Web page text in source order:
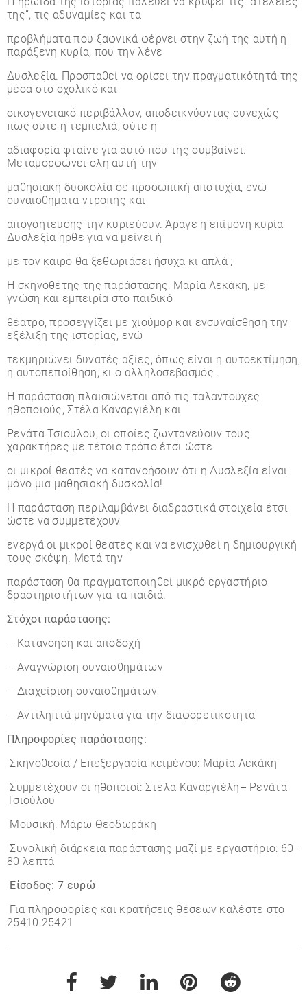
της”, τις αδυναμίες και τα
προβλήματα που ξαφνικά φέρνει στην ζωή της αυτή η
παράξενη κυρία, που την λένε
Δυσλεξία. Προσπαθεί να ορίσει την πραγματικότητά της
μέσα στο σχολικό και
οικογενειακό περιβάλλον, αποδεικνύοντας συνεχώς
πως ούτε η τεμπελιά, ούτε η
αδιαφορία φταίνε για αυτό που της συμβαίνει.
Μεταμορφώνει όλη αυτή την
μαθησιακή δυσκολία σε προσωπική αποτυχία, ενώ
συναισθήματα ντροπής και
απογοήτευσης την κυριεύουν. Άραγε η επίμονη κυρία
Δυσλεξία ήρθε για να μείνει ή
με τον καιρό θα ξεθωριάσει ήσυχα κι απλά ;
Η σκηνοθέτης της παράστασης, Μαρία Λεκάκη, με
γνώση και εμπειρία στο παιδικό
θέατρο, προσεγγίζει με χιούμορ και ενσυναίσθηση την
εξέλιξη της ιστορίας, ενώ
τεκμηριώνει δυνατές αξίες, όπως είναι η αυτοεκτίμηση,
η αυτοπεποίθηση, κι ο αλληλοσεβασμός .
Η παράσταση πλαισιώνεται από τις ταλαντούχες
ηθοποιούς, Στέλα Καναργιέλη και
Ρενάτα Τσιούλου, οι οποίες ζωντανεύουν τους
χαρακτήρες με τέτοιο τρόπο έτσι ώστε
οι μικροί θεατές να κατανοήσουν ότι η Δυσλεξία είναι
μόνο μια μαθησιακή δυσκολία!
Η παράσταση περιλαμβάνει διαδραστικά στοιχεία έτσι
ώστε να συμμετέχουν
ενεργά οι μικροί θεατές και να ενισχυθεί η δημιουργική
τους σκέψη. Μετά την
παράσταση θα πραγματοποιηθεί μικρό εργαστήριο
δραστηριοτήτων για τα παιδιά.
Στόχοι παράστασης:
– Κατανόηση και αποδοχή
– Αναγνώριση συναισθημάτων
– Διαχείριση συναισθημάτων
– Αντιληπτά μηνύματα για την διαφορετικότητα
Πληροφορίες παράστασης:
Σκηνοθεσία / Επεξεργασία κειμένου: Μαρία Λεκάκη
Συμμετέχουν οι ηθοποιοί: Στέλα Καναργιέλη– Ρενάτα
Τσιούλου
Μουσική: Μάρω Θεοδωράκη
Συνολική διάρκεια παράστασης μαζί με εργαστήριο: 60-
80 λεπτά
Είσοδος: 7 ευρώ
Για πληροφορίες και κρατήσεις θέσεων καλέστε στο
25410.25421